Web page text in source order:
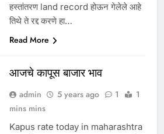
हस्तांतरण land record होऊन गेलेले आहे
तिथे ते रद्द करणे हा…
Read More
आजचे कापूस बाजार भाव
admin 5 years ago 1
1
mins mins
Kapus rate today in maharashtra